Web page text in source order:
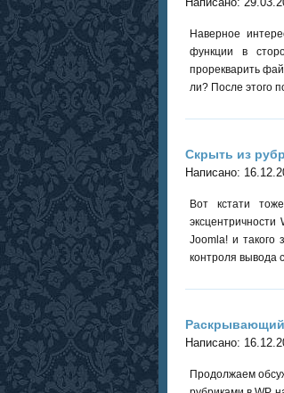
Наверное
функции в
прорекварить
ли? После этого
Скрыть из
Написано:
Вот кстати
Joomla! и такого
контроля вывода
Написано:
Продолжаем